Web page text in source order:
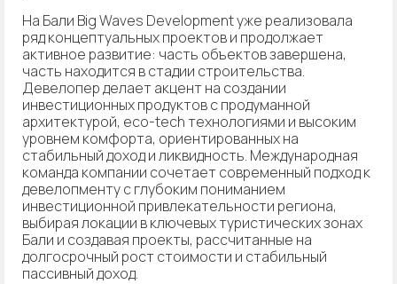
На Бали Big Waves Development уже реализовала
ряд концептуальных проектов и продолжает
активное развитие: часть объектов завершена,
часть находится в стадии строительства.
Девелопер делает акцент на создании
инвестиционных продуктов с продуманной
архитектурой, eco-tech технологиями и высоким
уровнем комфорта, ориентированных на
стабильный доход и ликвидность. Международная
команда компании сочетает современный подход к
девелопменту с глубоким пониманием
инвестиционной привлекательности региона,
выбирая локации в ключевых туристических зонах
Бали и создавая проекты, рассчитанные на
долгосрочный рост стоимости и стабильный
пассивный доход.